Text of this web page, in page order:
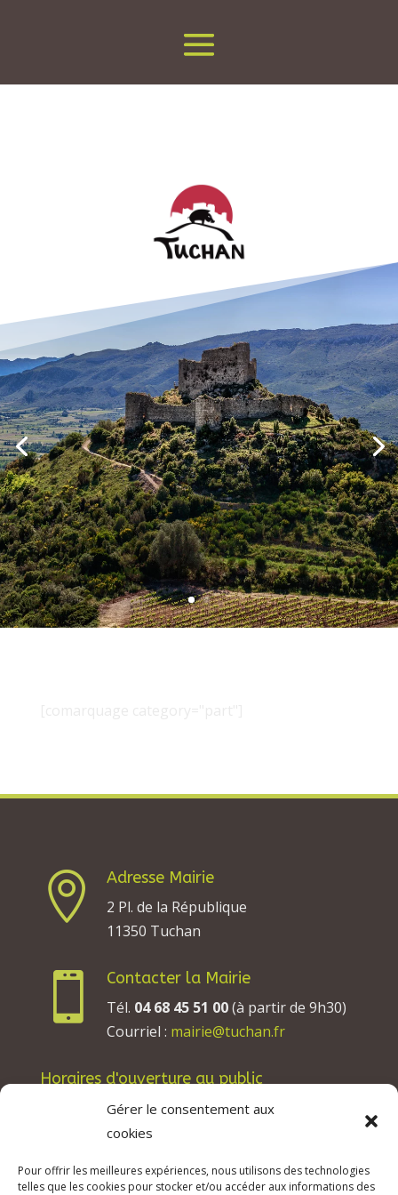
Gérer le consentement aux
cookies
Pour offrir les meilleures expériences, nous utilisons des technologies
telles que les cookies pour stocker et/ou accéder aux informations des

Adresse Mairie
2 Pl. de la République
11350 Tuchan

Contacter la Mairie
Tél. 04 68 45 51 00(à partir de 9h30)
Courriel : mairie@tuchan.fr
Horaires d'ouverture au public
Les lundis, mardis et jeudis : de 8h à 12h et de
13h30 à 17h30.
Les vendredis : de 8h à 12h.